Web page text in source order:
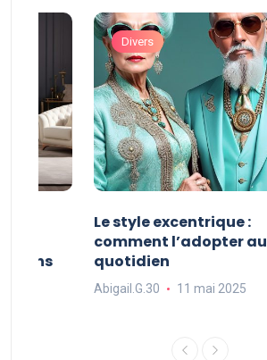
dans
Divers
Le style excentrique :
comment l’adopter au
quotidien
Abigail.G.30 11 mai 2025